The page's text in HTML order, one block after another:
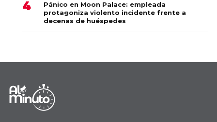
Pánico en Moon Palace: empleada
protagoniza violento incidente frente a
decenas de huéspedes